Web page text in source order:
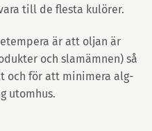
till de flesta kulörer.
är att oljan är
och slamämnen) så
och för att minimera alg-
utomhus.